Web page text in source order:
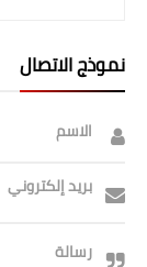
نموذج الاتصال
الاسم
بريد إلكتروني
رسالة